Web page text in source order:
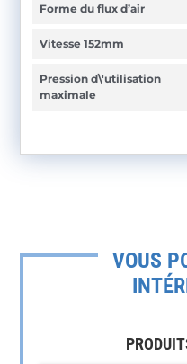
Forme du flux d’air
Vitesse 152mm
Pression d\'utilisation
maximale
VOUS